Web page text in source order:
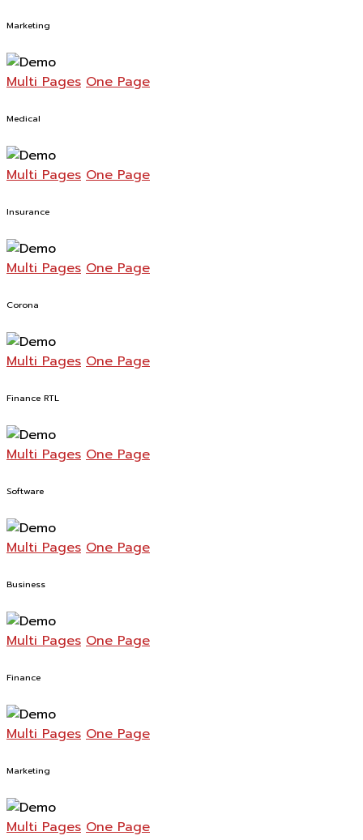
Marketing
Multi Pages One Page
Medical
Multi Pages One Page
Insurance
Multi Pages One Page
Corona
Multi Pages One Page
Finance RTL
Multi Pages One Page
Software
Multi Pages One Page
Business
Multi Pages One Page
Finance
Multi Pages One Page
Marketing
Multi Pages One Page